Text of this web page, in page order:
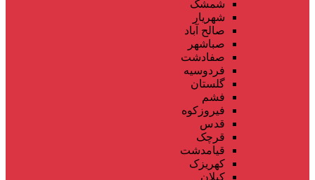
شمشک
شهریار
صالح آباد
صباشهر
صفادشت
فردوسیه
گلستان
فشم
فیروزکوه
قدس
قرچک
قیامدشت
کهریزک
کیلان